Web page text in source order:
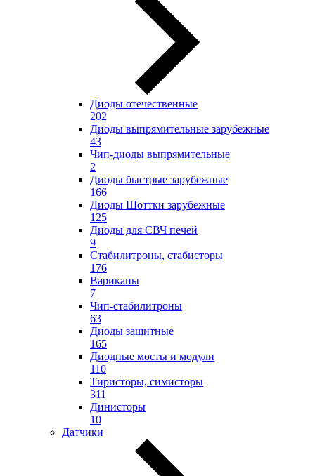
Диоды отечественные
202
Диоды выпрямительные зарубежные
43
Чип-диоды выпрямительные
2
Диоды быстрые зарубежные
166
Диоды Шоттки зарубежные
125
Диоды для СВЧ печей
9
Стабилитроны, стабисторы
176
Варикапы
7
Чип-стабилитроны
63
Диоды защитные
165
Диодные мосты и модули
110
Тиристоры, симисторы
311
Динисторы
10
Датчики